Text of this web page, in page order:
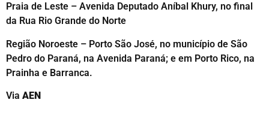
Praia de Leste – Avenida Deputado Aníbal Khury, no final
da Rua Rio Grande do Norte
Região Noroeste – Porto São José, no município de São
Pedro do Paraná, na Avenida Paraná; e em Porto Rico, na
Prainha e Barranca.
Via AEN